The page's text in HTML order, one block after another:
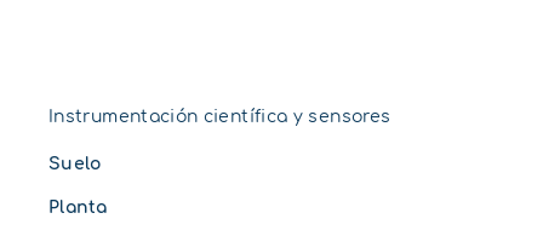
Instrumentación científica y sensores
Suelo
Planta